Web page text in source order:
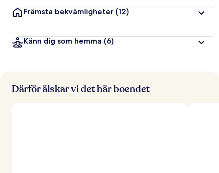
Främsta bekvämligheter (12)
Känn dig som hemma (6)
Därför älskar vi det här boendet